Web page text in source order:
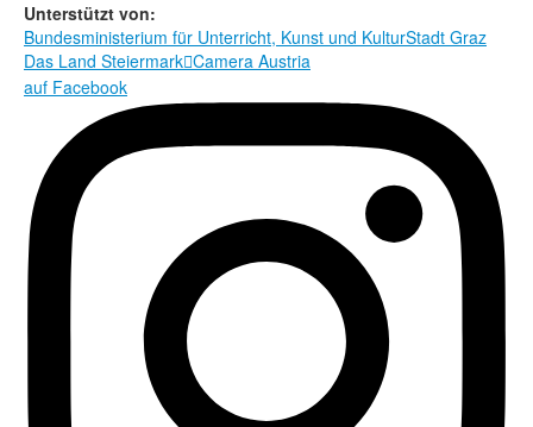
Unterstützt von:
Bundesministerium für Unterricht, Kunst und KulturStadt Graz
Das Land SteiermarkCamera Austria
auf Facebook